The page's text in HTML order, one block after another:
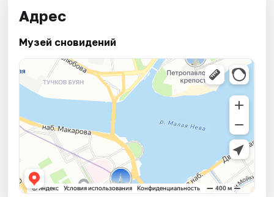
Адрес
Музей сновидений